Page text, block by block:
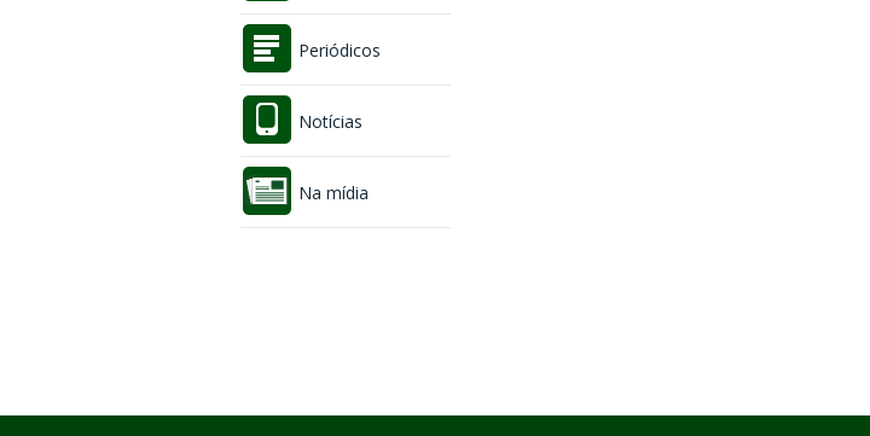
Periódicos
Notícias
Na mídia